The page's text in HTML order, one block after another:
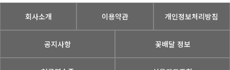
회사소개 이용약관 개인정보처리방침
공지사항 꽃배달 정보